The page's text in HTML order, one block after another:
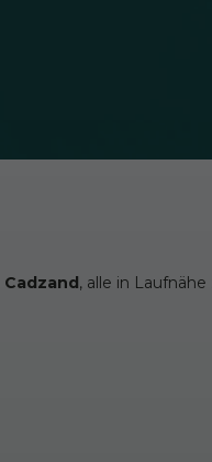
Cadzand, alle in